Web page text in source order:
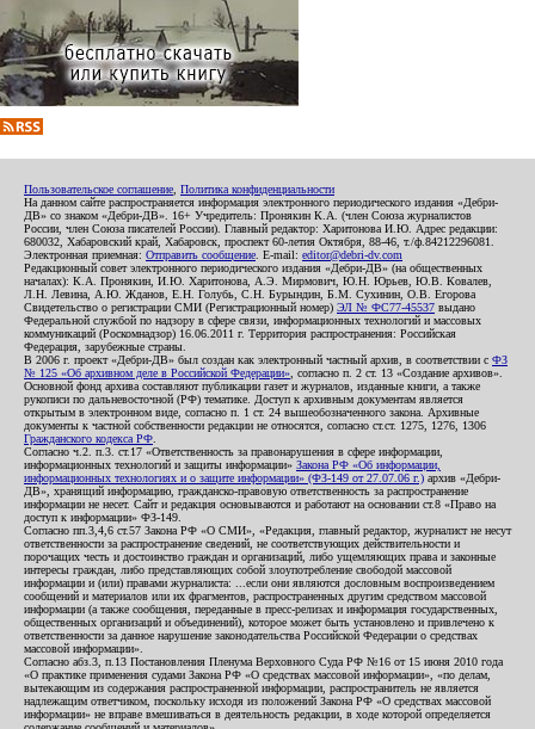
Пользовательское соглашение Политика конфиденциальности
На данном сайте распространяется информация электронного периодического издания «Дебри-
ДВ» со знаком «Дебри-ДВ». 16+ Учредитель: Пронякин К.А. (член Союза журналистов
России, член Союза писателей России). Главный редактор: Харитонова И.Ю. Адрес редакции:
680032, Хабаровский край, Хабаровск, проспект 60-летия Октября, 88-46, т./ф.84212296081.
Электронная приемная: Отправить сообщение . E-mail: editor@debri-dv.com
Редакционный совет электронного периодического издания «Дебри-ДВ» (на общественных
началах): К.А. Пронякин, И.Ю. Харитонова, А.Э. Мирмович, Ю.Н. Юрьев, Ю.В. Ковалев,
Л.Н. Левина, А.Ю. Жданов, Е.Н. Голубь, С.Н. Бурындин, Б.М. Сухинин, О.В. Егорова
Свидетельство о регистрации СМИ (Регистрационный номер) ЭЛ № ФС77-45537 выдано
Федеральной службой по надзору в сфере связи, информационных технологий и массовых
коммуникаций (Роскомнадзор) 16.06.2011 г. Территория распространения: Российская
Федерация, зарубежные страны.
В 2006 г. проект «Дебри-ДВ» был создан как электронный частный архив, в соответствии с ФЗ
№ 125 «Об архивном деле в Российской Федерации» , согласно п. 2 ст. 13 «Создание архивов».
Основной фонд архива составляют публикации газет и журналов, изданные книги, а также
рукописи по дальневосточной (РФ) тематике. Доступ к архивным документам является
открытым в электронном виде, согласно п. 1 ст. 24 вышеобозначенного закона. Архивные
документы к частной собственности редакции не относятся, согласно ст.ст. 1275, 1276, 1306
Гражданского кодекса РФ
Согласно ч.2. п.3. ст.17 «Ответственность за правонарушения в сфере информации,
информационных технологий и защиты информации» Закона РФ «Об информации,
информационных технологиях и о защите информации» (ФЗ-149 от 27.07.06 г.) архив «Дебри-
ДВ», хранящий информацию, гражданско-правовую ответственность за распространение
информации не несет. Сайт и редакция основываются и работают на основании ст.8 «Право на
доступ к информации» ФЗ-149.
Согласно пп.3,4,6 ст.57 Закона РФ «О СМИ», «Редакция, главный редактор, журналист не несут
ответственности за распространение сведений, не соответствующих действительности и
порочащих честь и достоинство граждан и организаций, либо ущемляющих права и законные
интересы граждан, либо представляющих собой злоупотребление свободой массовой
информации и (или) правами журналиста: ...если они являются дословным воспроизведением
сообщений и материалов или их фрагментов, распространенных другим средством массовой
информации (а также сообщения, переданные в пресс-релизах и информация государственных,
общественных организаций и объединений), которое может быть установлено и привлечено к
ответственности за данное нарушение законодательства Российской Федерации о средствах
массовой информации».
Согласно абз.3, п.13 Постановления Пленума Верховного Суда РФ №16 от 15 июня 2010 года
«О практике применения судами Закона РФ «О средствах массовой информации», «по делам,
вытекающим из содержания распространенной информации, распространитель не является
надлежащим ответчиком, поскольку исходя из положений Закона РФ «О средствах массовой
информации» не вправе вмешиваться в деятельность редакции, в ходе которой определяется